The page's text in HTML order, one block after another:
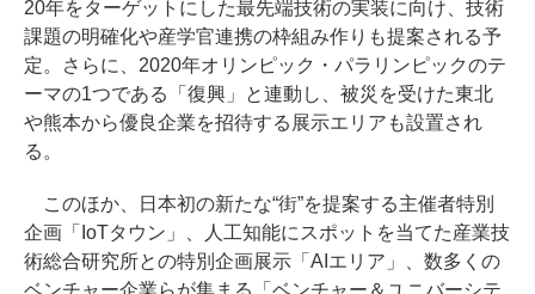
20年をターゲットにした最先端技術の実装に向け、技術
課題の明確化や産学官連携の枠組み作りも提案される予
定。さらに、2020年オリンピック・パラリンピックのテ
ーマの1つである「復興」と連動し、被災を受けた東北
や熊本から優良企業を招待する展示エリアも設置され
る。
このほか、日本初の新たな“街”を提案する主催者特別
企画「IoTタウン」、人工知能にスポットを当てた産業技
術総合研究所との特別企画展示「AIエリア」、数多くの
ベンチャー企業らが集まる「ベンチャー＆ユニバーシテ